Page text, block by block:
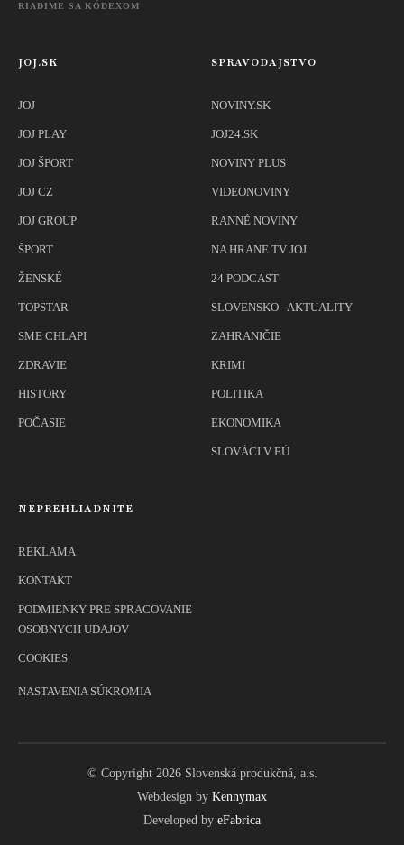
RIADIME SA KÓDEXOM
JOJ.SK
JOJ
JOJ PLAY
JOJ ŠPORT
JOJ CZ
JOJ GROUP
ŠPORT
ŽENSKÉ
TOPSTAR
SME CHLAPI
ZDRAVIE
HISTORY
POČASIE
SPRAVODAJSTVO
NOVINY.SK
JOJ24.SK
NOVINY PLUS
VIDEONOVINY
RANNÉ NOVINY
NA HRANE TV JOJ
24 PODCAST
SLOVENSKO - AKTUALITY
ZAHRANIČIE
KRIMI
POLITIKA
EKONOMIKA
SLOVÁCI V EÚ
NEPREHLIADNITE
REKLAMA
KONTAKT
PODMIENKY PRE SPRACOVANIE
OSOBNYCH UDAJOV
COOKIES
NASTAVENIA SÚKROMIA
© Copyright 2026 Slovenská produkčná, a.s.
Webdesign by Kennymax
Developed by eFabrica